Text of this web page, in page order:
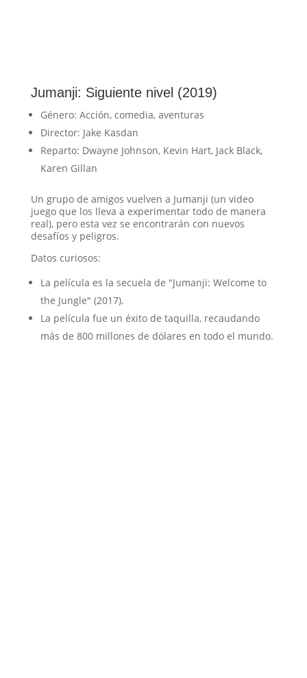
Jumanji: Siguiente nivel (2019)
Género: Acción, comedia, aventuras
Director: Jake Kasdan
Reparto: Dwayne Johnson, Kevin Hart, Jack Black,
Karen Gillan
Un grupo de amigos vuelven a Jumanji (un video
juego que los lleva a experimentar todo de manera
real), pero esta vez se encontrarán con nuevos
desafíos y peligros.
Datos curiosos:
La película es la secuela de "Jumanji: Welcome to
the Jungle" (2017).
La película fue un éxito de taquilla, recaudando
más de 800 millones de dólares en todo el mundo.